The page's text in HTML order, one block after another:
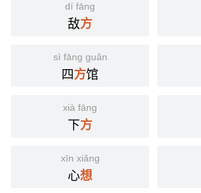
dí fāng
敌方
sì fāng guǎn
四方馆
xià fāng
下方
xīn xiǎng
心想